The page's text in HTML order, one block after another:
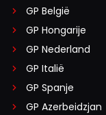
GP België
GP Hongarije
GP Nederland
GP Italië
GP Spanje
GP Azerbeidzjan